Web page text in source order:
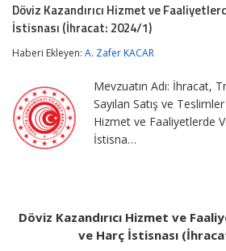
Hizmet
ve
Vergi
İstisnası
(İhracat:
2024/1)
Döviz Kazandırıcı Hizmet ve
İstisnası (İhracat: 2024/1)
Haberi Ekleyen: A. Zafer KACAR
Mevzuatın Adı: İhracat,
Sayılan Satış ve
Hizmet ve Faaliyetlerde
İstisna…
Döviz Kazandırıcı Hizmet ve
ve Harç İstisnası